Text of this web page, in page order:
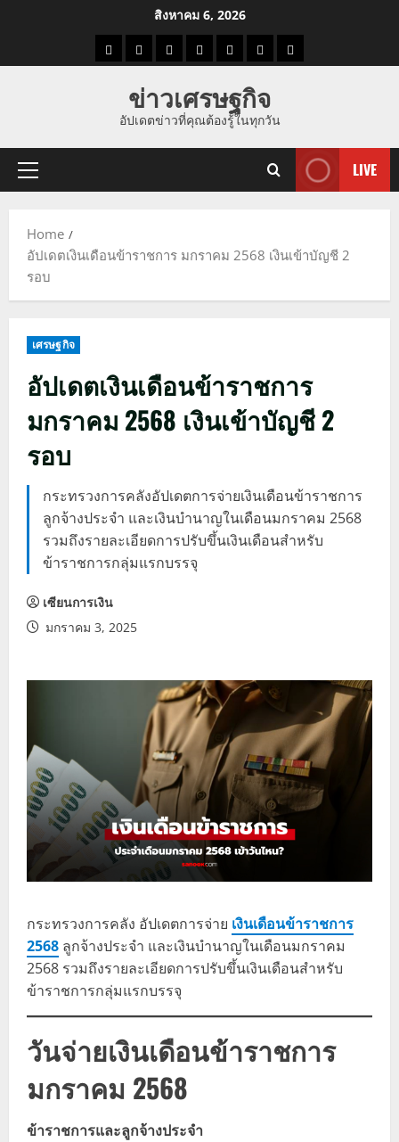
สิงหาคม 6, 2026
ราคาแนว
ราคา
ทอง
ข่าว
นี้
ข่าว
ดูด
ที่
ผู้ชาย
ข่าวเศรษฐกิจ
อัปเดตข่าวที่คุณต้องรู้ในทุกวัน
Primary
LIVE
Home
อัปเดตเงินเดือนข้าราชการ มกราคม 2568 เงินเข้าบัญชี 2
รอบ
เศรษฐกิจ
อัปเดตเงินเดือนข้าราชการ
มกราคม 2568 เงินเข้าบัญชี 2
รอบ
กระทรวงการคลังอัปเดตการจ่ายเงินเดือนข้าราชการ
ลูกจ้างประจำ และเงินบำนาญในเดือนมกราคม 2568
รวมถึงรายละเอียดการปรับขึ้นเงินเดือนสำหรับ
ข้าราชการกลุ่มแรกบรรจุ
เซียนการเงิน
มกราคม 3, 2025
กระทรวงการคลัง อัปเดตการจ่าย เงินเดือนข้าราชการ
2568 ลูกจ้างประจำ และเงินบำนาญในเดือนมกราคม
2568 รวมถึงรายละเอียดการปรับขึ้นเงินเดือนสำหรับ
ข้าราชการกลุ่มแรกบรรจุ
วันจ่ายเงินเดือนข้าราชการ
มกราคม 2568
ข้าราชการและลูกจ้างประจำ